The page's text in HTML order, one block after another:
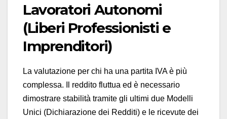
Lavoratori Autonomi
(Liberi Professionisti e
Imprenditori)
La valutazione per chi ha una partita IVA è più
complessa. Il reddito fluttua ed è necessario
dimostrare stabilità tramite gli ultimi due Modelli
Unici (Dichiarazione dei Redditi) e le ricevute dei